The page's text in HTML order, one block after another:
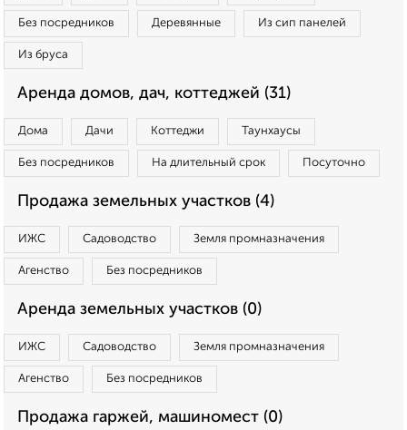
Без посредников Деревянные Из сип панелей
Из бруса
Аренда домов, дач, коттеджей (31)
Дома Дачи Коттеджи Таунхаусы
Без посредников На длительный срок Посуточно
Продажа земельных участков (4)
ИЖС Садоводство Земля промназначения
Агенство Без посредников
Аренда земельных участков (0)
ИЖС Садоводство Земля промназначения
Агенство Без посредников
Продажа гаржей, машиномест (0)